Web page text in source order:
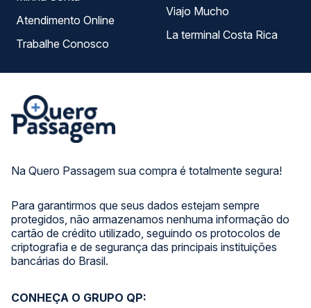
Na Quero Passagem sua compra é totalmente segura!
Para garantirmos que seus dados estejam sempre
protegidos, não armazenamos nenhuma informação do
cartão de crédito utilizado, seguindo os protocolos de
criptografia e de segurança das principais instituições
bancárias do Brasil.
Atendimento Online
Trabalhe Conosco
Viajo Mucho
La terminal Costa Rica
CONHEÇA O GRUPO QP: